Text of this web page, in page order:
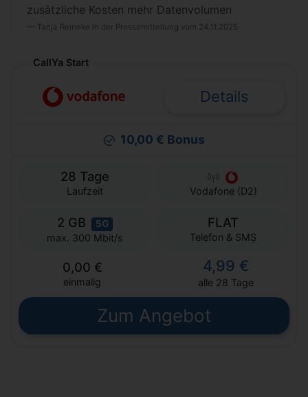
zusätzliche Kosten mehr Datenvolumen
Tanja Reineke in der Pressemitteilung vom 24.11.2025
CallYa Start
Details
10,00 € Bonus
28 Tage
Laufzeit Vodafone (D2)
2 GB 5G
max. 300 Mbit/s
FLAT
Telefon & SMS
0,00 €
einmalig
4,99 €
alle 28 Tage
Zum Angebot